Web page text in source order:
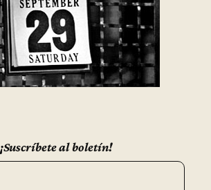
¡Suscríbete al boletín!